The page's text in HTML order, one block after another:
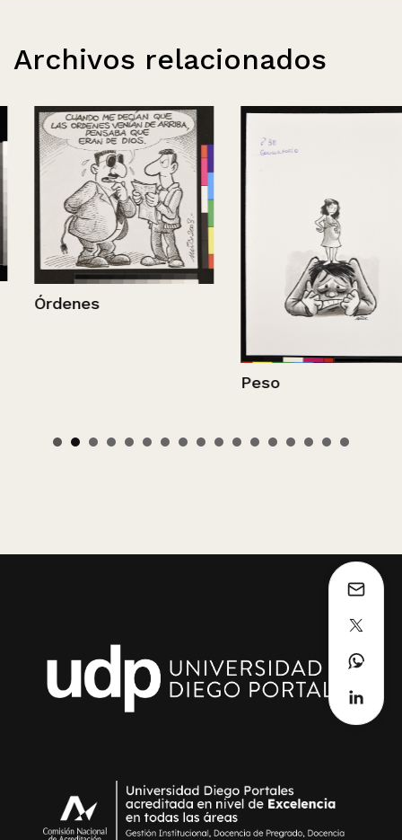
Archivos relacionados
Órdenes
Peso